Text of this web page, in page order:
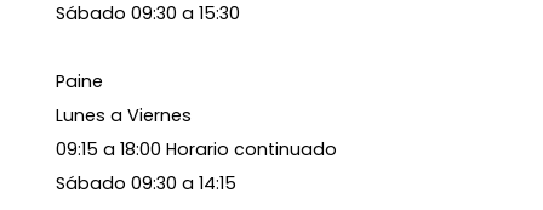
Sábado 09:30 a 15:30
Paine
Lunes a Viernes
09:15 a 18:00 Horario continuado
Sábado 09:30 a 14:15